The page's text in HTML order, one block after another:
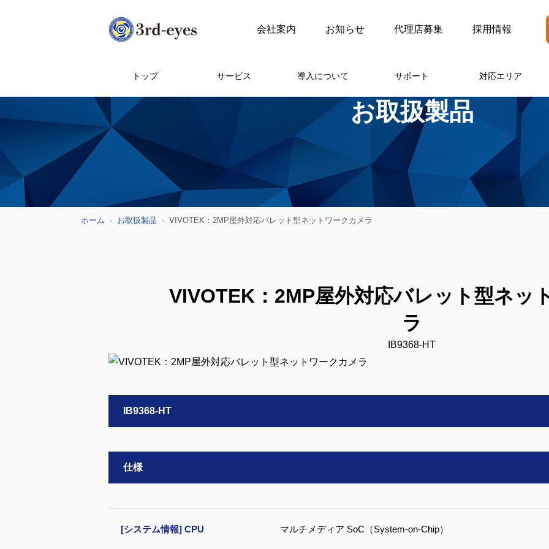
会社案内 お知らせ 代理店募集 採用情報
トップ サービス 導入について サポート 対応エリア
お取扱製品
ホーム お取扱製品 VIVOTEK：2MP屋外対応バレット型ネットワークカメラ
VIVOTEK：2MP屋外対応バレット型ネッ
ラ
IB9368-HT
IB9368-HT
仕様
[システム情報] CPU マルチメディア SoC（System-on-Chip）